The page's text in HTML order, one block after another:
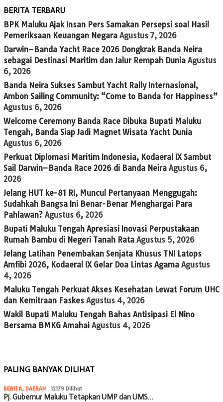
BERITA TERBARU
BPK Maluku Ajak Insan Pers Samakan Persepsi soal Hasil
Pemeriksaan Keuangan Negara Agustus 7, 2026
Darwin–Banda Yacht Race 2026 Dongkrak Banda Neira
sebagai Destinasi Maritim dan Jalur Rempah Dunia Agustus
6, 2026
Banda Neira Sukses Sambut Yacht Rally Internasional,
Ambon Sailing Community: “Come to Banda for Happiness”
Agustus 6, 2026
Welcome Ceremony Banda Race Dibuka Bupati Maluku
Tengah, Banda Siap Jadi Magnet Wisata Yacht Dunia
Agustus 6, 2026
Perkuat Diplomasi Maritim Indonesia, Kodaeral IX Sambut
Sail Darwin–Banda Race 2026 di Banda Neira Agustus 6,
2026
Jelang HUT ke-81 RI, Muncul Pertanyaan Menggugah:
Sudahkah Bangsa Ini Benar-Benar Menghargai Para
Pahlawan? Agustus 6, 2026
Bupati Maluku Tengah Apresiasi Inovasi Perpustakaan
Rumah Bambu di Negeri Tanah Rata Agustus 5, 2026
Jelang Latihan Penembakan Senjata Khusus TNI Latops
Amfibi 2026, Kodaeral IX Gelar Doa Lintas Agama Agustus
4, 2026
Maluku Tengah Perkuat Akses Kesehatan Lewat Forum UHC
dan Kemitraan Faskes Agustus 4, 2026
Wakil Bupati Maluku Tengah Bahas Antisipasi El Nino
Bersama BMKG Amahai Agustus 4, 2026
PALING BANYAK DILIHAT
BERITA, DAERAH 12179 Dilihat
Pj. Gubernur Maluku Tetapkan UMP dan UMS…